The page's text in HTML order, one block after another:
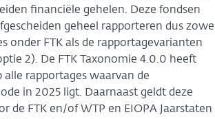
financiële gehelen. Deze fondsen
geheel rapporteren dus
onder FTK als de rapportagevarianten
2). De FTK Taxonomie 4.0.0 heeft
alle rapportages waarvan de
in 2025 ligt. Daarnaast geldt deze
de FTK en/of WTP en EIOPA Jaarstaten